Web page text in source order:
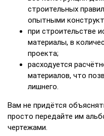
строительных
опытными
при строительстве
материалы, в
проекта;
расходуется
материалов, что
лишнего.
Вам не придётся
просто передайте им
чертежами.